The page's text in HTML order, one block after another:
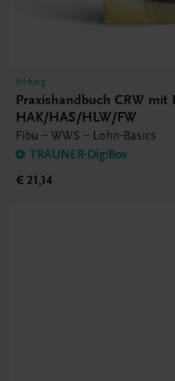
Bildung
Praxishandbuch CRW
HAK/HAS/HLW/FW
Fibu – WWS – Lohn-Basics
TRAUNER-DigiBox
€ 21,14